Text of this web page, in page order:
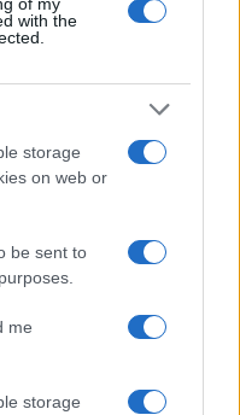
with the
storage
on web or
be sent to
me
storage
στο Google
Παιδεία και την εργασία